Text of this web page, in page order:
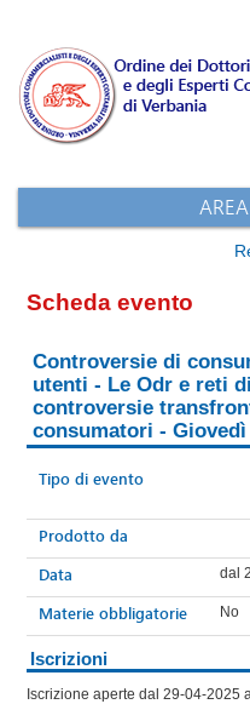
Archivio eventi
Scheda evento
Controversie di
utenti - Le Odr e reti
controversie
consumatori -
Tipo di evento
Prodotto da
Data
dal
Materie obbligatorie No
Iscrizioni
Iscrizione aperte dal 29-04-2025